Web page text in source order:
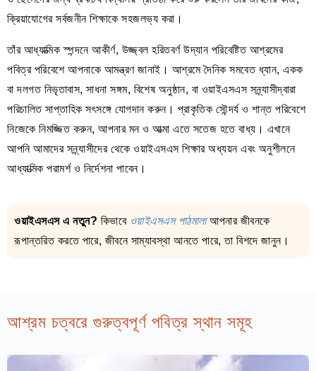
ক্রিয়াযোগের সর্বজনীন শিক্ষাকে সহজলভ্য করা।
তাঁর আধ্যাত্মিক স্পন্দনে আকীর্ণ, উজ্জ্বল হরিতবর্ণ উদ্যান পরিবেষ্টিত আশ্রমের
পবিত্র পরিবেশে আপনাকে আমন্ত্রণ জানাই। আশ্রমে দৈনিক সমবেত ধ্যান, একক
বা দলগত নিভৃতাবাস, সাধনা সঙ্গম, বিশেষ অনুষ্ঠান, বা ওয়াইএসএস সন্ন্যাসীদ্বারা
পরিচালিত সাপ্তাহিক সৎসঙ্গে যোগদান করুন। প্রাকৃতিক সৌন্দর্য ও শান্ত পরিবেশে
নিজেকে নিমজ্জিত করুন, আপনার মন ও আত্মা এতে সতেজ হতে বাধ্য। এখানে
আপনি আমাদের সন্ন্যাসীদের থেকে ওয়াইএসএস শিক্ষার অধ্যয়ন এবং অনুশীলনে
আধ্যাত্মিক পরামর্শ ও নির্দেশনা পাবেন।
ওয়াইএসএস এ নতুন? কিভাবে ওয়াইএসএস পাঠমালাআপনার জীবনকে
রূপান্তরিত করতে পারে, জীবনে সাম্যাবস্থা আনতে পারে, তা বিশদে জানুন।
আশ্রম চত্বরে গুরুত্বপূর্ণ পবিত্র স্থান সমূহ